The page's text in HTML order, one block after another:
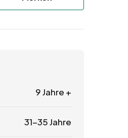
9 Jahre +
31-35 Jahre